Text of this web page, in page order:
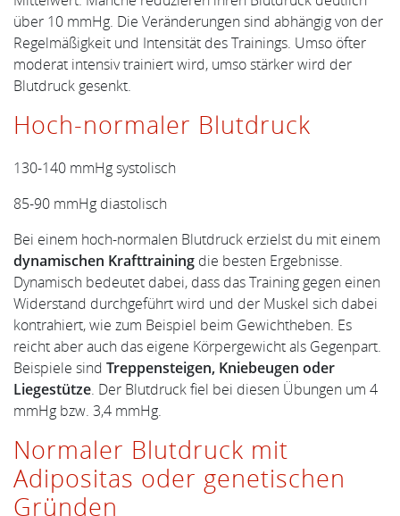
über 10 mmHg. Die Veränderungen sind abhängig von der
Regelmäßigkeit und Intensität des Trainings. Umso öfter
moderat intensiv trainiert wird, umso stärker wird der
Blutdruck gesenkt.
Hoch-normaler Blutdruck
130-140 mmHg systolisch
85-90 mmHg diastolisch
Bei einem hoch-normalen Blutdruck erzielst du mit einem
dynamischen Krafttraining die besten Ergebnisse.
Dynamisch bedeutet dabei, dass das Training gegen einen
Widerstand durchgeführt wird und der Muskel sich dabei
kontrahiert, wie zum Beispiel beim Gewichtheben. Es
reicht aber auch das eigene Körpergewicht als Gegenpart.
Beispiele sind Treppensteigen, Kniebeugen oder
Liegestütze. Der Blutdruck fiel bei diesen Übungen um 4
mmHg bzw. 3,4 mmHg.
Normaler Blutdruck mit
Adipositas oder genetischen
Gründen